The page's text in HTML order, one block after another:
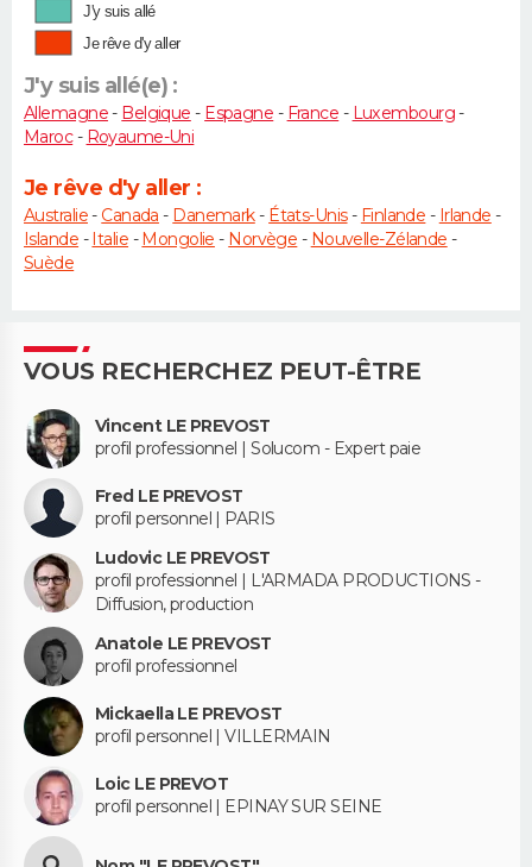
J'y suis allé
Je rêve d'y aller
J'y suis allé(e) :
Allemagne- Belgique - Espagne - France - Luxembourg-
Maroc- Royaume-Uni
Je rêve d'y aller :
Australie- Canada - Danemark- États-Unis- Finlande - Irlande -
Islande -Italie -Mongolie - Norvège - Nouvelle-Zélande -
Suède
VOUS RECHERCHEZ PEUT-ÊTRE
Vincent LE PREVOST
profil professionnel | Solucom - Expert paie
Fred LE PREVOST
profil personnel | PARIS
Ludovic LE PREVOST
profil professionnel | L'ARMADA PRODUCTIONS -
Diffusion, production
Anatole LE PREVOST
profil professionnel
Mickaella LE PREVOST
profil personnel | VILLERMAIN
Loic LE PREVOT
profil personnel | EPINAY SUR SEINE